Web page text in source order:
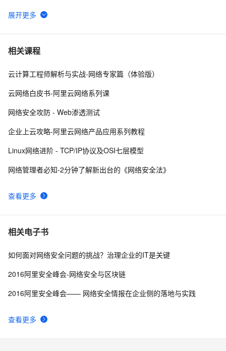
6
【网络安全 | 网安工具】御剑WEB指纹识别系统使用详
7 网络安全产品之认识防非法外联系统
8 亮相国家网络安全宣传周，阿里云全新展现云原生免疫防
要性
10网络安全之认识托管威胁检测与响应（MDR）
相关课程
查看更多
云计算工程师解析与实战-网络专家篇（体验版）
云网络白皮书-阿里云网络系列课
网络安全攻防 - Web渗透测试
企业上云攻略-阿里云网络产品应用系列教程
Linux网络进阶 - TCP/IP协议及OSI七层模型
网络管理者必知-2分钟了解新出台的《网络安全法》
相关电子书
查看更多
如何面对网络安全问题的挑战？治理企业的IT是关键
2016阿里安全峰会-网络安全与区块链
2016阿里安全峰会—— 网络安全情报在企业侧的落地与实践